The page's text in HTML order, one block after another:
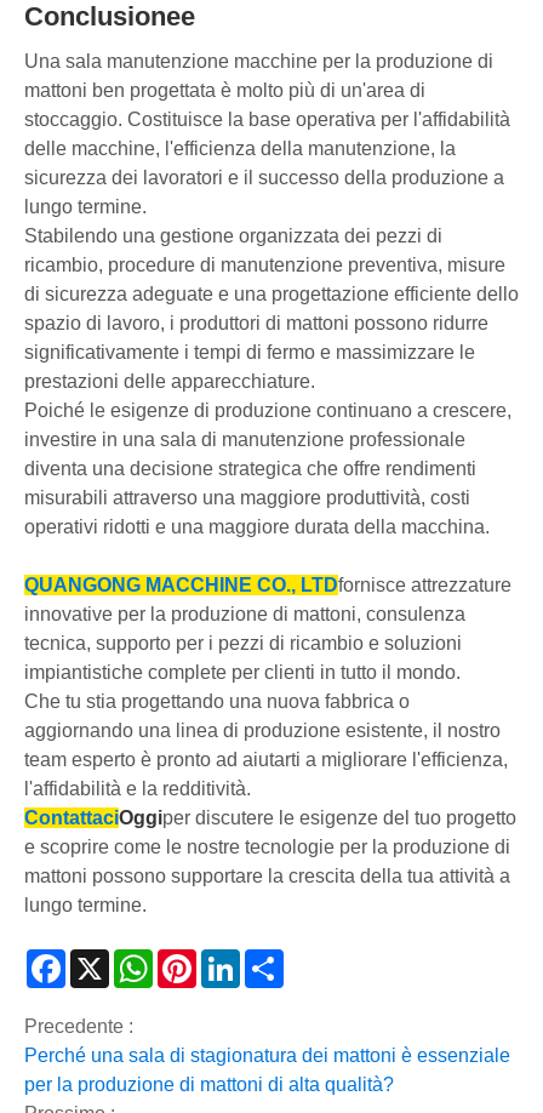
Conclusionee
Una sala manutenzione macchine per la produzione di
mattoni ben progettata è molto più di un'area di
stoccaggio. Costituisce la base operativa per l'affidabilità
delle macchine, l'efficienza della manutenzione, la
sicurezza dei lavoratori e il successo della produzione a
lungo termine.
Stabilendo una gestione organizzata dei pezzi di
ricambio, procedure di manutenzione preventiva, misure
di sicurezza adeguate e una progettazione efficiente dello
spazio di lavoro, i produttori di mattoni possono ridurre
significativamente i tempi di fermo e massimizzare le
prestazioni delle apparecchiature.
Poiché le esigenze di produzione continuano a crescere,
investire in una sala di manutenzione professionale
diventa una decisione strategica che offre rendimenti
misurabili attraverso una maggiore produttività, costi
operativi ridotti e una maggiore durata della macchina.
QUANGONG MACCHINE CO., LTDfornisce attrezzature
innovative per la produzione di mattoni, consulenza
tecnica, supporto per i pezzi di ricambio e soluzioni
impiantistiche complete per clienti in tutto il mondo.
Che tu stia progettando una nuova fabbrica o
aggiornando una linea di produzione esistente, il nostro
team esperto è pronto ad aiutarti a migliorare l'efficienza,
l'affidabilità e la redditività.
ContattaciOggiper discutere le esigenze del tuo progetto
e scoprire come le nostre tecnologie per la produzione di
mattoni possono supportare la crescita della tua attività a
lungo termine.
Facebook
X WhatsAppPinterestLinkedIn
Precedente :
Perché una sala di stagionatura dei mattoni è essenziale
per la produzione di mattoni di alta qualità?